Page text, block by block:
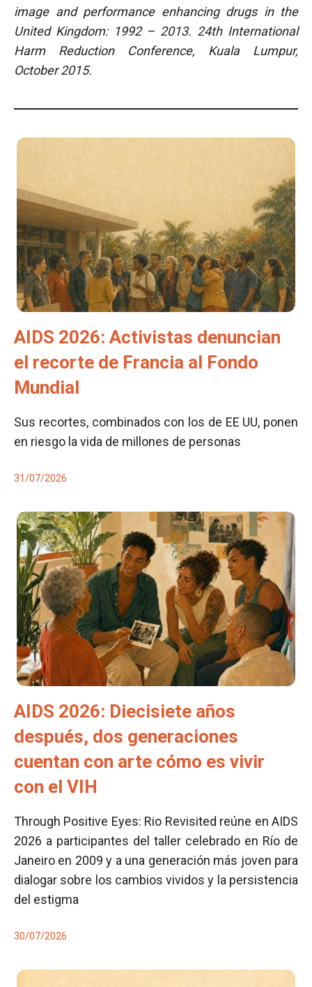
image and performance enhancing drugs in the
United Kingdom: 1992 – 2013. 24th International
Harm Reduction Conference, Kuala Lumpur,
October 2015.
AIDS 2026: Activistas denuncian
el recorte de Francia al Fondo
Mundial
Sus recortes, combinados con los de EE UU, ponen
en riesgo la vida de millones de personas
31/07/2026
AIDS 2026: Diecisiete años
después, dos generaciones
cuentan con arte cómo es vivir
con el VIH
Through Positive Eyes: Rio Revisited reúne en AIDS
2026 a participantes del taller celebrado en Río de
Janeiro en 2009 y a una generación más joven para
dialogar sobre los cambios vividos y la persistencia
del estigma
30/07/2026